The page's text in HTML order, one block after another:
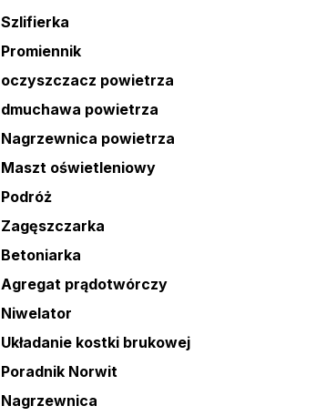
Szlifierka
Promiennik
oczyszczacz powietrza
dmuchawa powietrza
Nagrzewnica powietrza
Maszt oświetleniowy
Podróż
Zagęszczarka
Betoniarka
Agregat prądotwórczy
Niwelator
Układanie kostki brukowej
Poradnik Norwit
Nagrzewnica